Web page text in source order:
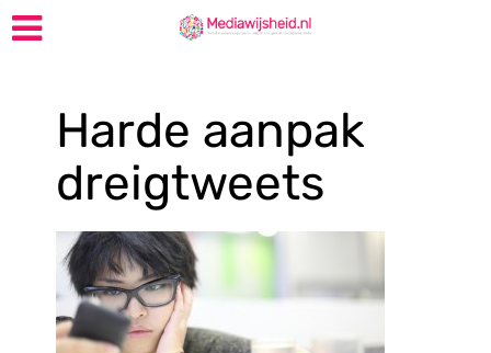
Harde aanpak
dreigtweets